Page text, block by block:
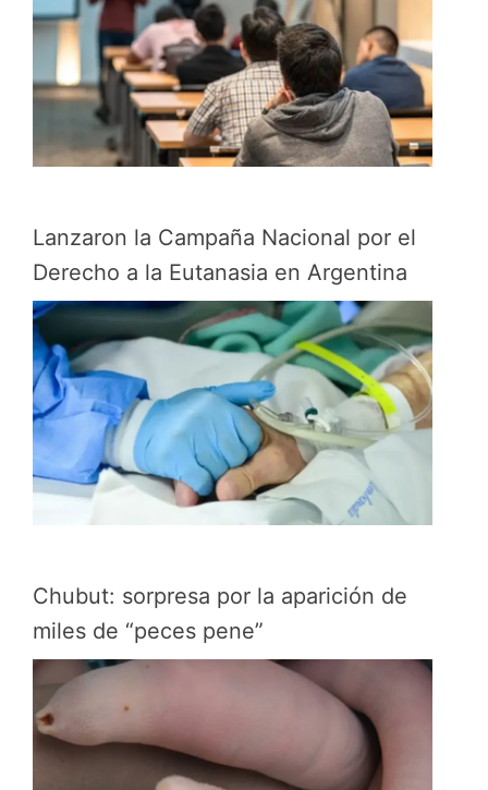
Lanzaron la Campaña Nacional por el
Derecho a la Eutanasia en Argentina
Chubut: sorpresa por la aparición de
miles de “peces pene”